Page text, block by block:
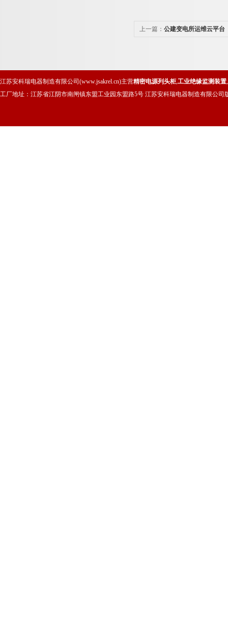
上一篇： 公建变电所运维云平台
江苏安科瑞电器制造有限公司(www.jsakrel.cn)主营精密电源列头柜,工业绝缘监测装置,
工厂地址：江苏省江阴市南闸镇东盟工业园东盟路5号 江苏安科瑞电器制造有限公司